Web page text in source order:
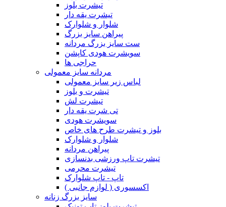
تیشرت بلوز
تیشرت یقه دار
شلوار و شلوارک
پیراهن سایز بزرگ
ست سایز بزرگ مردانه
سویشرت هودی کاپشن
حراجی ها
مردانه سایز معمولی
لباس زیر سایز معمولی
تیشرت و بلوز
تیشرت لش
تی شرت یقه دار
سویشرت هودی
بلوز و تیشرت طرح های خاص
شلوار و شلوارک
پیراهن مردانه
تیشرت تاپ ورزشی بدنسازی
تیشرت محرمی
تاپ - تاپ شلوارک
اکسسوری ( لوازم جانبی )
سایز بزرگ زنانه